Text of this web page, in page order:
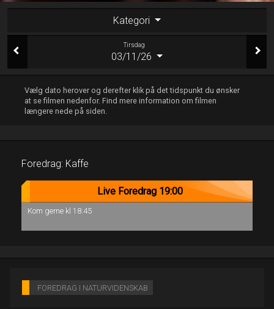
Kategori
Tirsdag
03/11/26
Vælg dato herover og derefter klik på det tidspunkt du ønsker
at se filmen nedenfor. Find mere information om filmen
længere nede på siden.
Foredrag: Kaffe
Live Foredrag 19:00
Kom gerne kl 18:45
FOREDRAG I NATURVIDENSKAB